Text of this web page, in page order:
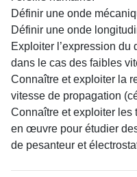
Définir une onde
Définir une onde
Exploiter l’expression
dans le cas des faibles
Connaître et exploiter la
vitesse de propagation
Connaître et exploiter les
en œuvre pour étudier
de pesanteur et